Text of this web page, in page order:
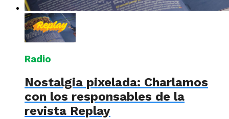
Radio
Nostalgia pixelada: Charlamos
con los responsables de la
revista Replay